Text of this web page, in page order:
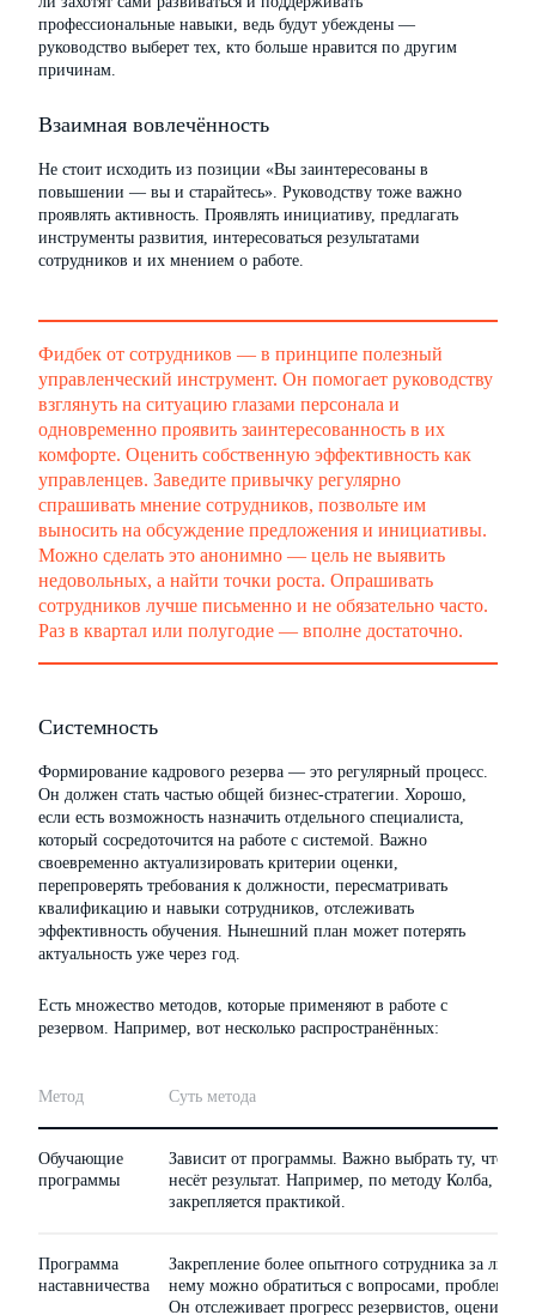
профессиональные навыки, ведь будут убеждены —
руководство выберет тех, кто больше нравится по другим
причинам.
Взаимная вовлечённость
Не стоит исходить из позиции «Вы заинтересованы в
повышении — вы и старайтесь». Руководству тоже важно
проявлять активность. Проявлять инициативу, предлагать
инструменты развития, интересоваться результатами
сотрудников и их мнением о работе.
Фидбек от сотрудников — в принципе полезный
управленческий инструмент. Он помогает руководству
взглянуть на ситуацию глазами персонала и
одновременно проявить заинтересованность в их
комфорте. Оценить собственную эффективность как
управленцев. Заведите привычку регулярно
спрашивать мнение сотрудников, позвольте им
выносить на обсуждение предложения и инициативы.
Можно сделать это анонимно — цель не выявить
недовольных, а найти точки роста. Опрашивать
сотрудников лучше письменно и не обязательно часто.
Раз в квартал или полугодие — вполне достаточно.
Системность
Формирование кадрового резерва — это регулярный процесс.
Он должен стать частью общей бизнес-стратегии. Хорошо,
если есть возможность назначить отдельного специалиста,
который сосредоточится на работе с системой. Важно
своевременно актуализировать критерии оценки,
перепроверять требования к должности, пересматривать
квалификацию и навыки сотрудников, отслеживать
эффективность обучения. Нынешний план может потерять
актуальность уже через год.
Есть множество методов, которые применяют в работе с
резервом. Например, вот несколько распространённых:
Метод Суть метода
Обучающие
программы
Зависит от программы. Важно выбрать ту, что
несёт результат. Например, по методу Колба,
закрепляется практикой.
Программа
наставничества
Закрепление более опытного сотрудника за
нему можно обратиться с вопросами,
Он отслеживает прогресс резервистов, оценивает